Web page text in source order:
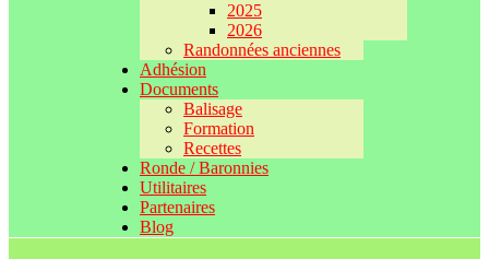
2025
2026
Randonnées anciennes
Adhésion
Documents
Balisage
Formation
Recettes
Ronde / Baronnies
Utilitaires
Partenaires
Blog